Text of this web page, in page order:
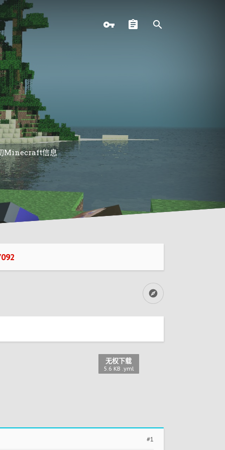
Minecraft信息
无权下载
5.6 KB .yml
#1